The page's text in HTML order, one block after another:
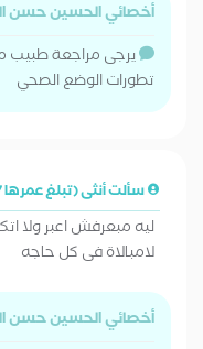
أخصائي الحسين حسن
يرجى مراجعة طبيب
تطورات الوضع الصحي
سألت أنثى (تبلغ عمرها 17 سنة)
ليه مبعرفش اعبر ولا
لامبالاة فى كل حاجه
أخصائي الحسين حسن